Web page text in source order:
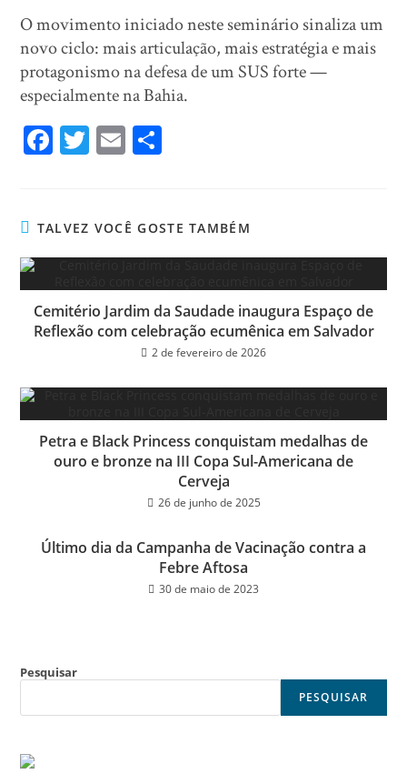
O movimento iniciado neste seminário sinaliza um
novo ciclo: mais articulação, mais estratégia e mais
protagonismo na defesa de um SUS forte —
especialmente na Bahia.
Fa
ok
T
er
E
TALVEZ VOCÊ GOSTE TAMBÉM
Cemitério Jardim da Saudade inaugura Espaço de
Reflexão com celebração ecumênica em Salvador
2 de fevereiro de 2026
Petra e Black Princess conquistam medalhas de
ouro e bronze na III Copa Sul-Americana de
Cerveja
26 de junho de 2025
Último dia da Campanha de Vacinação contra a
Febre Aftosa
30 de maio de 2023
Pesquisar
PESQUISAR